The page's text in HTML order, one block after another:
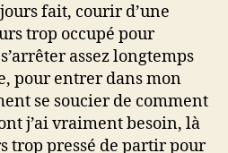
fait, courir d’une
trop occupé pour
assez longtemps
pour entrer dans mon
se soucier de comment
j’ai vraiment besoin, là
trop pressé de partir pour